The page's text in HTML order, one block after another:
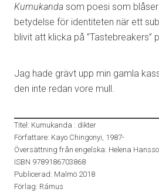
Kumukanda som poesi som blåser
betydelse för identiteten när ett
blivit att klicka på ”Tastebreakers”
Jag hade grävt upp min gamla
den inte redan vore mull.
Titel: Kumukanda : dikter
Författare: Kayo Chingonyi, 1987-
Översättning från engelska: Helena
ISBN 9789186703868
Publicerad: Malmö 2018
Förlag: Rámus